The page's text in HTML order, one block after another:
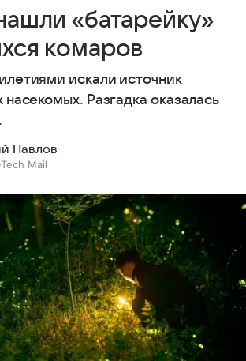
«батарейку»
комаров
искали источник
насекомых. Разгадка оказалась
Павлов
Mail